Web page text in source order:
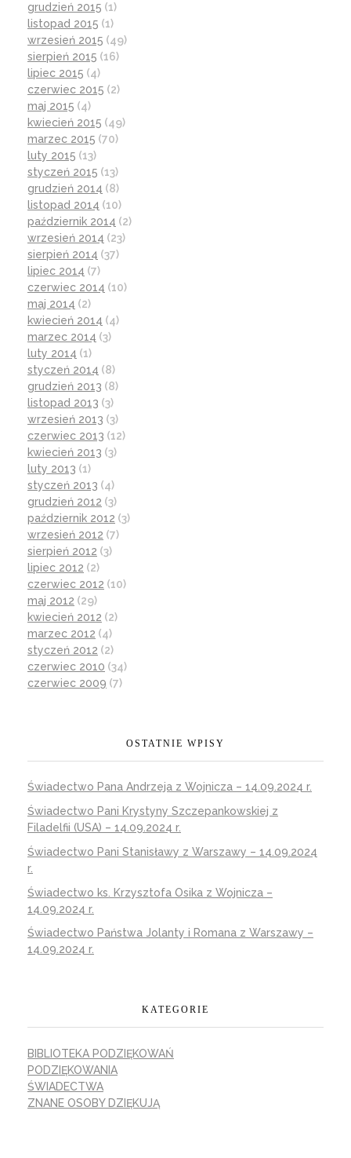
grudzień 2015 (1)
listopad 2015 (1)
wrzesień 2015 (49)
sierpień 2015 (16)
lipiec 2015 (4)
czerwiec 2015 (2)
maj 2015 (4)
kwiecień 2015 (49)
marzec 2015 (70)
luty 2015 (13)
styczeń 2015 (13)
grudzień 2014 (8)
listopad 2014 (10)
październik 2014 (2)
wrzesień 2014 (23)
sierpień 2014 (37)
lipiec 2014 (7)
czerwiec 2014 (10)
maj 2014 (2)
kwiecień 2014 (4)
marzec 2014 (3)
luty 2014 (1)
styczeń 2014 (8)
grudzień 2013 (8)
listopad 2013 (3)
wrzesień 2013 (3)
czerwiec 2013 (12)
kwiecień 2013 (3)
luty 2013 (1)
styczeń 2013 (4)
grudzień 2012 (3)
październik 2012 (3)
wrzesień 2012 (7)
sierpień 2012 (3)
lipiec 2012 (2)
czerwiec 2012 (10)
maj 2012 (29)
kwiecień 2012 (2)
marzec 2012 (4)
styczeń 2012 (2)
czerwiec 2010 (34)
czerwiec 2009 (7)
OSTATNIE WPISY
Świadectwo Pana Andrzeja z Wojnicza – 14.09.2024 r.
Świadectwo Pani Krystyny Szczepankowskiej z
Filadelfii (USA) – 14.09.2024 r.
Świadectwo Pani Stanisławy z Warszawy – 14.09.2024
r.
Świadectwo ks. Krzysztofa Osika z Wojnicza –
14.09.2024 r.
Świadectwo Państwa Jolanty i Romana z Warszawy –
14.09.2024 r.
KATEGORIE
BIBLIOTEKA PODZIĘKOWAŃ
PODZIĘKOWANIA
ŚWIADECTWA
ZNANE OSOBY DZIĘKUJĄ